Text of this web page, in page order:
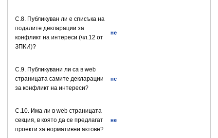
C.8. Публикуван ли е списъка на
подалите декларации за
конфликт на интереси (чл.12 от
ЗПКИ)?
не
C.9. Публикувани ли са в web
страницата самите декларации
за конфликт на интереси?
не
C.10. Има ли в web страницата
секция, в която да се предлагат
проекти за нормативни актове?
не